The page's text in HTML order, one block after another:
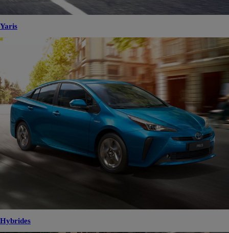
Yaris
Hybrides